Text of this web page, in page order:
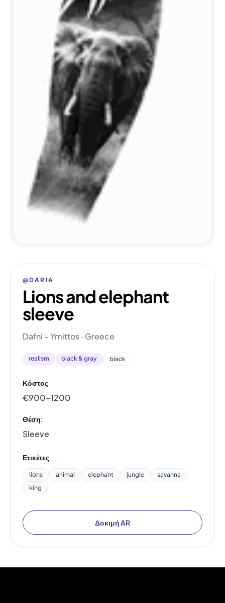
@DARIA
Lions and elephant
sleeve
Dafni - Ymittos · Greece
realism black & gray black
Κόστος
€900–1200
Θέση:
Sleeve
Ετικέτες
lions animal elephant jungle
savanna
king
Δοκιμή AR